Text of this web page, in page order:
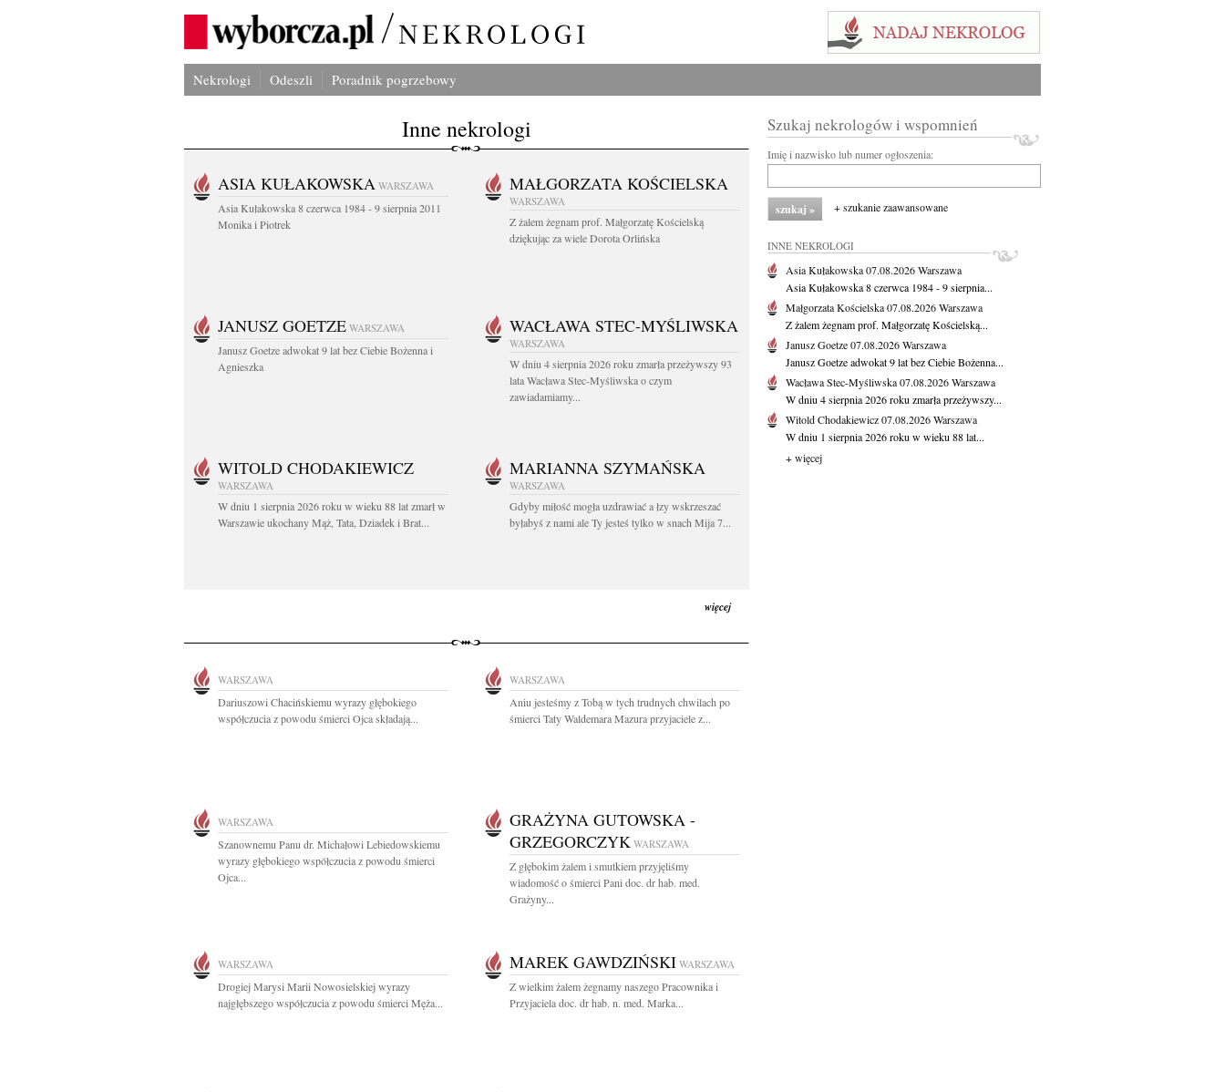
Nekrologi Odeszli Poradnik pogrzebowy
Inne nekrologi
ASIA KUŁAKOWSKA WARSZAWA
Asia Kułakowska 8 czerwca 1984 - 9 sierpnia 2011
Monika i Piotrek
MAŁGORZATA KOŚCIELSKA
WARSZAWA
Z żalem żegnam prof. Małgorzatę Kościelską
dziękując za wiele Dorota Orlińska
JANUSZ GOETZE WARSZAWA
Janusz Goetze adwokat 9 lat bez Ciebie Bożenna i
Agnieszka
WACŁAWA STEC-MYŚLIWSKA
WARSZAWA
W dniu 4 sierpnia 2026 roku zmarła przeżywszy 93
lata Wacława Stec-Myśliwska o czym
zawiadamiamy...
WITOLD CHODAKIEWICZ
WARSZAWA
W dniu 1 sierpnia 2026 roku w wieku 88 lat zmarł w
Warszawie ukochany Mąż, Tata, Dziadek i Brat...
MARIANNA SZYMAŃSKA
WARSZAWA
Gdyby miłość mogła uzdrawiać a łzy wskrzeszać
byłabyś z nami ale Ty jesteś tylko w snach Mija 7...
więcej
WARSZAWA
Dariuszowi Chacińskiemu wyrazy głębokiego
współczucia z powodu śmierci Ojca składają...
WARSZAWA
Aniu jesteśmy z Tobą w tych trudnych chwilach po
śmierci Taty Waldemara Mazura przyjaciele z...
WARSZAWA
Szanownemu Panu dr. Michałowi Lebiedowskiemu
wyrazy głębokiego współczucia z powodu śmierci
Ojca...
GRAŻYNA GUTOWSKA -
GRZEGORCZYK WARSZAWA
Z głębokim żalem i smutkiem przyjęliśmy
wiadomość o śmierci Pani doc. dr hab. med.
Grażyny...
WARSZAWA
Drogiej Marysi Marii Nowosielskiej wyrazy
najgłębszego współczucia z powodu śmierci Męża...
MAREK GAWDZIŃSKI WARSZAWA
Z wielkim żalem żegnamy naszego Pracownika i
Przyjaciela doc. dr hab. n. med. Marka...
Szukaj nekrologów i wspomnień
Imię i nazwisko lub numer ogłoszenia:
+ szukanie zaawansowane
INNE NEKROLOGI
Asia Kułakowska07.08.2026Warszawa
Asia Kułakowska 8 czerwca 1984 - 9 sierpnia...
Małgorzata Kościelska07.08.2026Warszawa
Z żalem żegnam prof. Małgorzatę Kościelską...
Janusz Goetze07.08.2026Warszawa
Janusz Goetze adwokat 9 lat bez Ciebie Bożenna...
Wacława Stec-Myśliwska07.08.2026Warszawa
W dniu 4 sierpnia 2026 roku zmarła przeżywszy...
Witold Chodakiewicz07.08.2026Warszawa
W dniu 1 sierpnia 2026 roku w wieku 88 lat...
+ więcej